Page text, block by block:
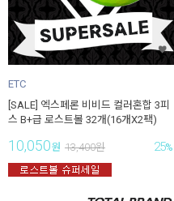
ETC
[SALE] 엑스페론 비비드 컬러혼합 3피
스 B+급 로스트볼 32개(16개X2팩)
10,050원 13,400원 25%